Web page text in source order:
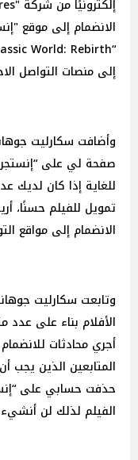
الانضمام إلى موقع
إلى منصات التواصل
وأضافت سكارليت
صفحة لي على
للغاية إذا كان لديك
تمويل للفيلم حسنًا،
الانضمام إلى مواقع
وتابعت سكارليت
الأفلام بناء على عدد
أجري محادثات
المتابعين الذين يجب
حذفت حسابي على
الفيلم لذلك لن